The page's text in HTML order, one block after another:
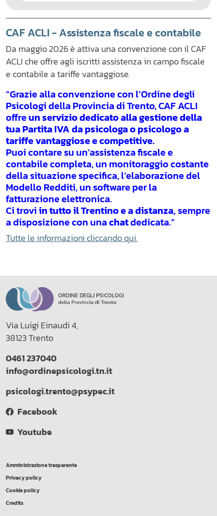
CAF ACLI - Assistenza fiscale e contabile
Da maggio 2026 è attiva una convenzione con il CAF
ACLI che offre agli iscritti assistenza in campo fiscale
e contabile a tariffe vantaggiose.
“Grazie alla convenzione con l’Ordine degli
Psicologi della Provincia di Trento, CAF ACLI
offreun servizio dedicato alla gestione della
tua Partita IVA da psicologa o psicologo a
tariffe vantaggiose e competitive.
Puoi contare su un’assistenza fiscale e
contabile completa, un monitoraggio costante
della situazione specifica, l’elaborazione del
Modello Redditi, un software per la
fatturazione elettronica.
Ci troviin tutto il Trentino e a distanza,sempre
a disposizione con unachatdedicata.”
Tutte le informazioni cliccando qui.
Via Luigi Einaudi 4,
38123 Trento
0461 237040
info@ordinepsicologi.tn.it
psicologi.trento@psypec.it
Facebook
Youtube
Amministrazione trasparente
Privacy policy
Cookie policy
Credits